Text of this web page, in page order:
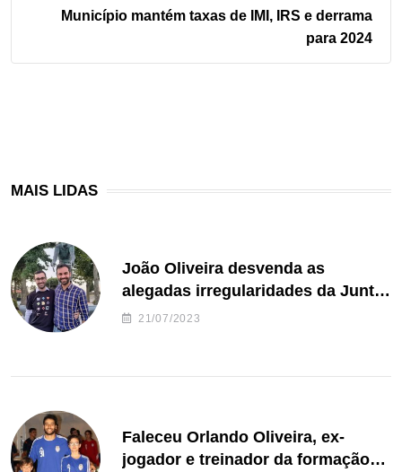
Município mantém taxas de IMI, IRS e derrama
para 2024
MAIS LIDAS
João Oliveira desvenda as
alegadas irregularidades da Junta
de Freguesia S. João de Ver
21/07/2023
Faleceu Orlando Oliveira, ex-
jogador e treinador da formação